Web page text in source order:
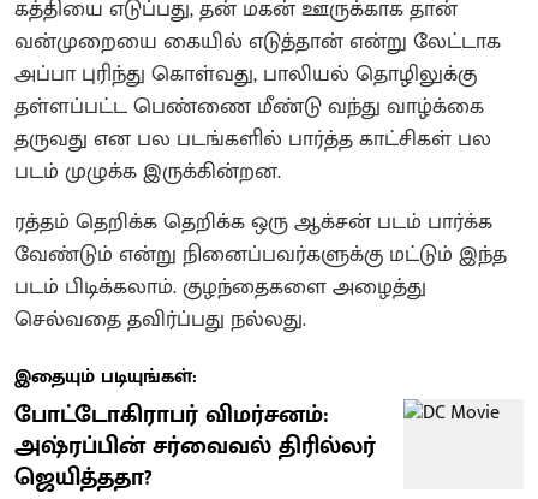
கத்தியை எடுப்பது, தன் மகன் ஊருக்காக தான்
வன்முறையை கையில் எடுத்தான் என்று லேட்டாக
அப்பா புரிந்து கொள்வது, பாலியல் தொழிலுக்கு
தள்ளப்பட்ட பெண்ணை மீண்டு வந்து வாழ்க்கை
தருவது என பல படங்களில் பார்த்த காட்சிகள் பல
படம் முழுக்க இருக்கின்றன.
ரத்தம் தெறிக்க தெறிக்க ஒரு ஆக்சன் படம் பார்க்க
வேண்டும் என்று நினைப்பவர்களுக்கு மட்டும் இந்த
படம் பிடிக்கலாம். குழந்தைகளை அழைத்து
செல்வதை தவிர்ப்பது நல்லது.
இதையும் படியுங்கள்:
போட்டோகிராபர் விமர்சனம்:
அஷ்ரப்பின் சர்வைவல் திரில்லர்
ஜெயித்ததா?